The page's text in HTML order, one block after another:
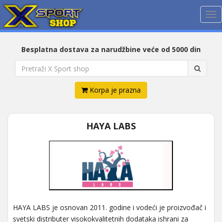
Besplatna dostava za narudžbine veće od 5000 din
Korpa je prazna
HAYA LABS
HAYA LABS je osnovan 2011. godine i vodeći je proizvođač i
svetski distributer visokokvalitetnih dodataka ishrani za